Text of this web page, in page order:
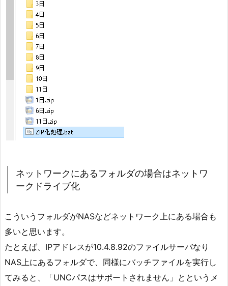
ネットワークにあるフォルダの場合はネットワ
ークドライブ化
こういうフォルダがNASなどネットワーク上にある場合も
多いと思います。
たとえば、IPアドレスが10.4.8.92のファイルサーバなり
NAS上にあるフォルダで、同様にバッチファイルを実行し
てみると、「UNCパスはサポートされません」とというメ